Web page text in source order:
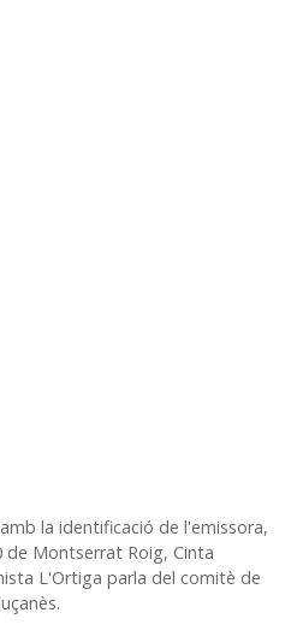
la identificació de l'emissora,
Montserrat Roig, Cinta
L'Ortiga parla del comitè de